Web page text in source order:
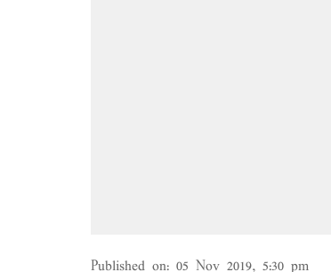
Published on: 05 Nov 2019, 5:30 pm